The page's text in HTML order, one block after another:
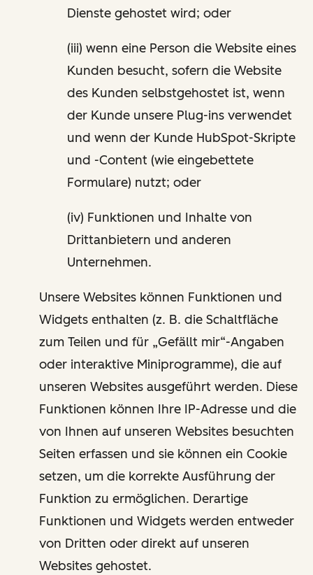
Dienste gehostet wird; oder
(iii) wenn eine Person die Website eines
Kunden besucht, sofern die Website
des Kunden selbstgehostet ist, wenn
der Kunde unsere Plug-ins verwendet
und wenn der Kunde HubSpot-Skripte
und -Content (wie eingebettete
Formulare) nutzt; oder
(iv) Funktionen und Inhalte von
Drittanbietern und anderen
Unternehmen.
Unsere Websites können Funktionen und
Widgets enthalten (z. B. die Schaltfläche
zum Teilen und für „Gefällt mir“-Angaben
oder interaktive Miniprogramme), die auf
unseren Websites ausgeführt werden. Diese
Funktionen können Ihre IP-Adresse und die
von Ihnen auf unseren Websites besuchten
Seiten erfassen und sie können ein Cookie
setzen, um die korrekte Ausführung der
Funktion zu ermöglichen. Derartige
Funktionen und Widgets werden entweder
von Dritten oder direkt auf unseren
Websites gehostet.